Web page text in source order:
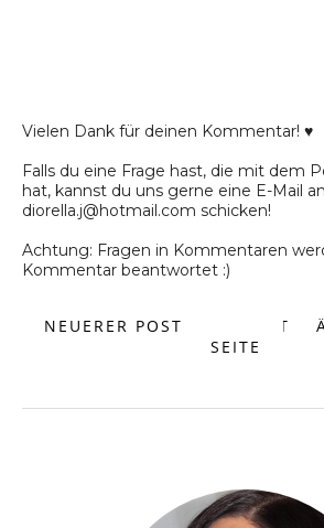
Vielen Dank für deinen Kommentar! ♥
Falls du eine Frage hast, die mit dem
hat, kannst du uns gerne eine E-Mail an
diorella.j@hotmail.com schicken!
Achtung: Fragen in Kommentaren
Kommentar beantwortet :)
NEUERER POST
START
SEITE